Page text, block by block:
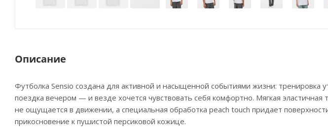
Описание
Футболка Sensio создана для активной и насыщенной событиями жизни: тренировка
поездка вечером — и везде хочется чувствовать себя комфортно. Мягкая эластичная
не ощущается в движении, а специальная обработка peach touch придает
прикосновение к пушистой персиковой кожице.